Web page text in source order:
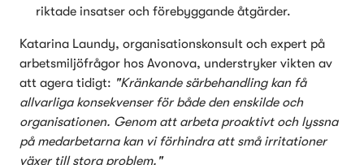
riktade insatser och förebyggande åtgärder.
Katarina Laundy, organisationskonsult och expert på
arbetsmiljöfrågor hos Avonova, understryker vikten av
att agera tidigt: "Kränkande särbehandling kan få
allvarliga konsekvenser för både den enskilde och
organisationen. Genom att arbeta proaktivt och lyssna
på medarbetarna kan vi förhindra att små irritationer
växer till stora problem."